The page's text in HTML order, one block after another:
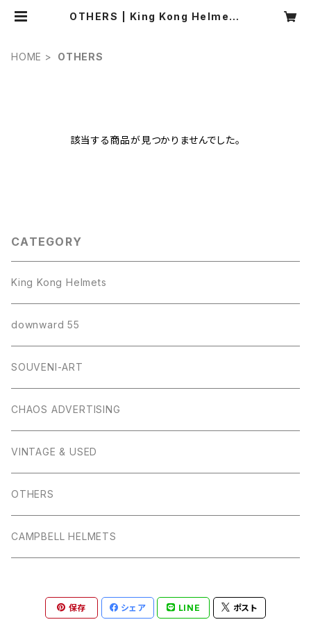
OTHERS | King Kong Helmets
HOME OTHERS
該当する商品が見つかりませんでした。
CATEGORY
King Kong Helmets
downward 55
SOUVENI-ART
CHAOS ADVERTISING
VINTAGE & USED
OTHERS
CAMPBELL HELMETS
保存 シェア LINE ポスト